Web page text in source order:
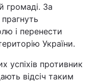
громаді. За
і перенести
України.
успіхів противник
відсіч таким